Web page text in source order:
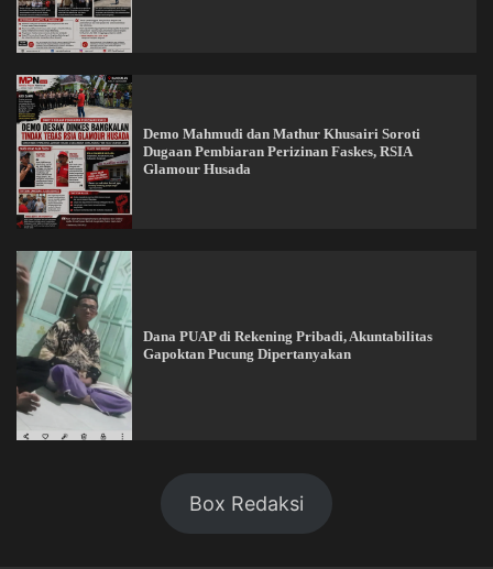
Demo Mahmudi dan Mathur Khusairi Soroti
Dugaan Pembiaran Perizinan Faskes, RSIA
Glamour Husada
Dana PUAP di Rekening Pribadi, Akuntabilitas
Gapoktan Pucung Dipertanyakan
Box Redaksi